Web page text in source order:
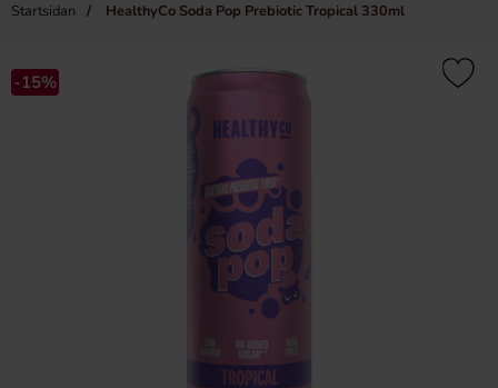
Startsidan HealthyCo Soda Pop Prebiotic Tropical 330ml
-15%